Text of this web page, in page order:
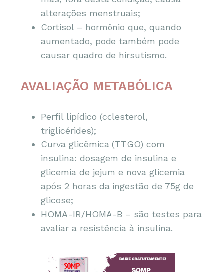
alterações menstruais;
Cortisol – hormônio que, quando
aumentado, pode também pode
causar quadro de hirsutismo.
AVALIAÇÃO METABÓLICA
Perfil lipídico (colesterol,
triglicérides);
Curva glicêmica (TTGO) com
insulina: dosagem de insulina e
glicemia de jejum e nova glicemia
após 2 horas da ingestão de 75g de
glicose;
HOMA-IR/HOMA-B – são testes para
avaliar a resistência à insulina.